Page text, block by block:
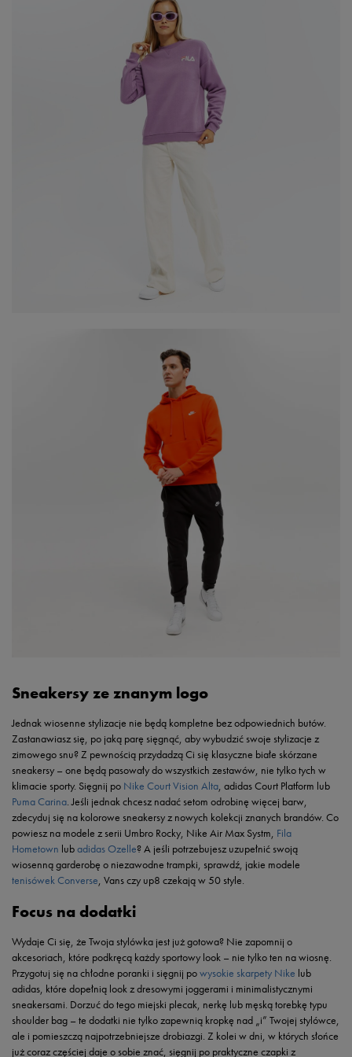
Sneakersy ze znanym logo
Jednak wiosenne stylizacje nie będą kompletne bez odpowiednich butów.
Zastanawiasz się, po jaką parę sięgnąć, aby wybudzić swoje stylizacje z
zimowego snu? Z pewnością przydadzą Ci się klasyczne białe skórzane
sneakersy – one będą pasowały do wszystkich zestawów, nie tylko tych w
klimacie sporty. Sięgnij po Nike Court Vision Alta, adidas Court Platform lub
Puma Carina. Jeśli jednak chcesz nadać setom odrobinę więcej barw,
zdecyduj się na kolorowe sneakersy z nowych kolekcji znanych brandów. Co
powiesz na modele z serii Umbro Rocky, Nike Air Max Systm, Fila
Hometown lubadidas Ozelle? A jeśli potrzebujesz uzupełnić swoją
wiosenną garderobę o niezawodne trampki, sprawdź, jakie modele
tenisówek Converse, Vans czy up8 czekają w 50 style.
Focus na dodatki
Wydaje Ci się, że Twoja stylówka jest już gotowa? Nie zapomnij o
akcesoriach, które podkręcą każdy sportowy look – nie tylko ten na wiosnę.
Przygotuj się na chłodne poranki i sięgnij powysokie skarpety Nike lub
adidas, które dopełnią look z dresowymi joggerami i minimalistycznymi
sneakersami. Dorzuć do tego miejski plecak, nerkę lub męską torebkę typu
shoulder bag – te dodatki nie tylko zapewnią kropkę nad „i” Twojej stylówce,
ale i pomieszczą najpotrzebniejsze drobiazgi. Z kolei w dni, w których słońce
już coraz częściej daje o sobie znać, sięgnij po praktyczne czapki z